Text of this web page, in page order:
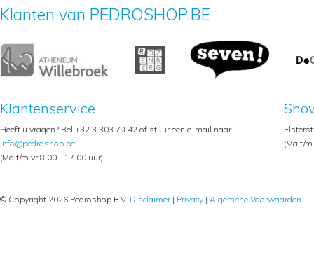
Klanten van PEDROSHOP.BE
Klantenservice
Heeft u vragen? Bel +32 3 303 78 42 of stuur een e-mail naar
info@pedroshop.be
(Ma t/m vr 8.00 - 17.00 uur)
(Ma t/
© Copyright 2026 Pedroshop B.V. Disclaimer| Privacy | Algemene Voorwaarden